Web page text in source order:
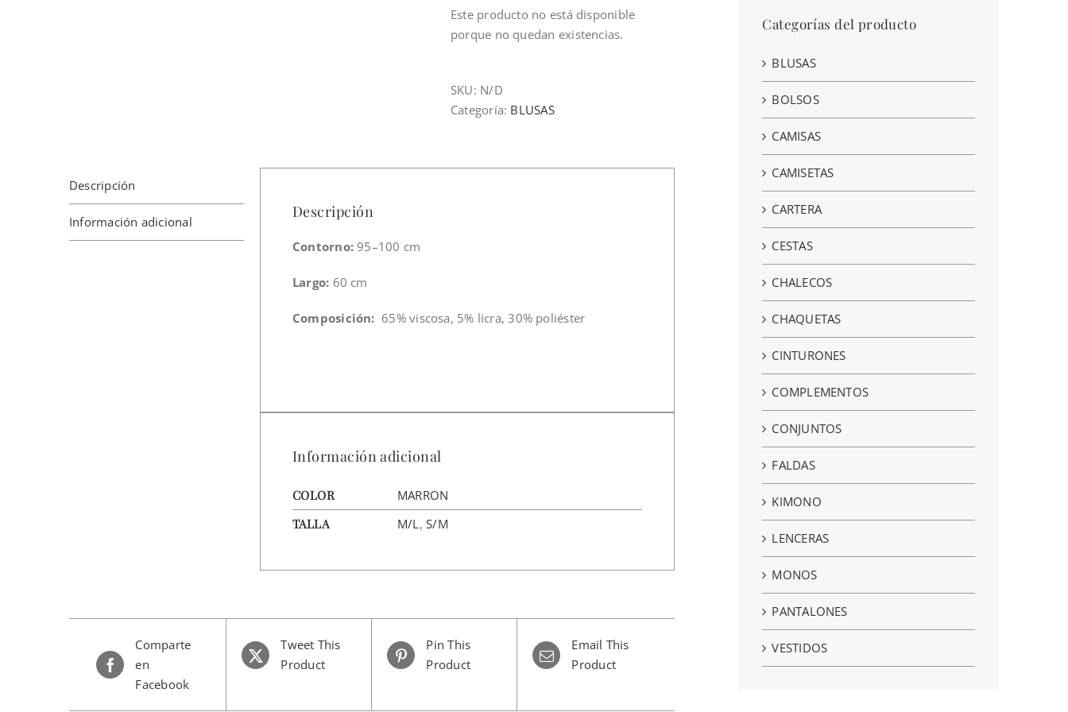
Este producto no está disponible
porque no quedan existencias.
SKU: N/D
Categoría: BLUSAS
Descripción
Información adicional
Descripción
Contorno: 95–100 cm
Largo: 60 cm
Composición: 65% viscosa, 5% licra, 30% poliéster
Información adicional
COLOR
MARRON
TALLA
M/L,S/M
Comparte
en
Facebook
Tweet This
Product
Pin This
Product
Email This
Product
Categorías del producto
BLUSAS
BOLSOS
CAMISAS
CAMISETAS
CARTERA
CESTAS
CHALECOS
CHAQUETAS
CINTURONES
COMPLEMENTOS
CONJUNTOS
FALDAS
KIMONO
LENCERAS
MONOS
PANTALONES
VESTIDOS